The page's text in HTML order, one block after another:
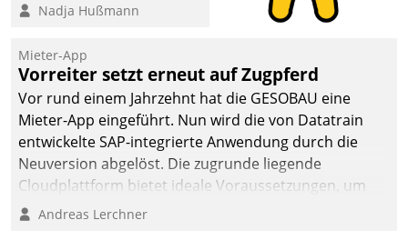
methodisch
Quartier. Dazwischen
zeigte Datatrain, was es
Neues zu bieten hat.
Nadja Hußmann
Mieter-App
Vorreiter setzt erneut auf Zugpferd
Vor rund einem Jahrzehnt hat die GESOBAU eine
Mieter-App eingeführt. Nun wird die von Datatrain
entwickelte SAP-integrierte Anwendung durch die
Neuversion abgelöst. Die zugrunde liegende
Cloudplattform bietet ideale Voraussetzungen, um
die Funktionalität der App zu erweitern und weitere
Andreas Lerchner